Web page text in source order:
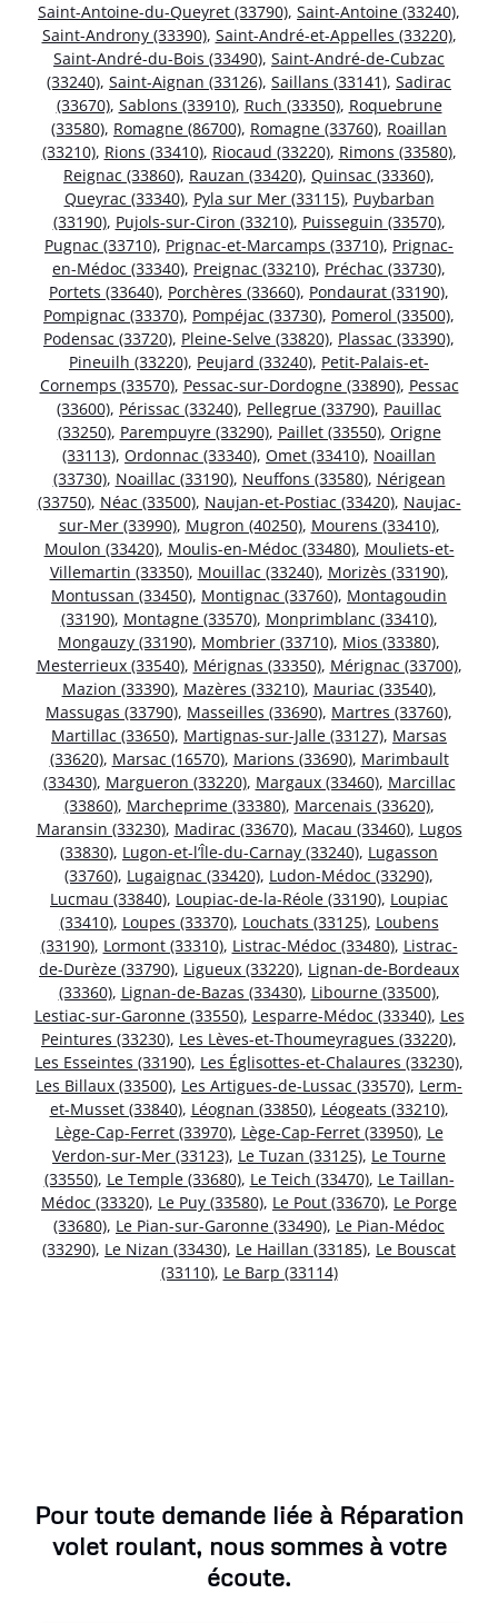
Saint-Antoine-du-Queyret (33790), Saint-Antoine (33240),
Saint-Androny (33390), Saint-André-et-Appelles (33220),
Saint-André-du-Bois (33490), Saint-André-de-Cubzac
(33240), Saint-Aignan (33126), Saillans (33141), Sadirac
(33670), Sablons (33910), Ruch (33350), Roquebrune
(33580), Romagne (86700), Romagne (33760), Roaillan
(33210), Rions (33410), Riocaud (33220), Rimons (33580),
Reignac (33860), Rauzan (33420), Quinsac (33360),
Queyrac (33340), Pyla sur Mer (33115), Puybarban
(33190), Pujols-sur-Ciron (33210), Puisseguin (33570),
Pugnac (33710), Prignac-et-Marcamps (33710), Prignac-
en-Médoc (33340), Preignac (33210), Préchac (33730),
Portets (33640), Porchères (33660), Pondaurat (33190),
Pompignac (33370), Pompéjac (33730), Pomerol (33500),
Podensac (33720), Pleine-Selve (33820), Plassac (33390),
Pineuilh (33220), Peujard (33240), Petit-Palais-et-
Cornemps (33570), Pessac-sur-Dordogne (33890), Pessac
(33600), Périssac (33240), Pellegrue (33790), Pauillac
(33250), Parempuyre (33290), Paillet (33550), Origne
(33113), Ordonnac (33340), Omet (33410), Noaillan
(33730), Noaillac (33190), Neuffons (33580), Nérigean
(33750), Néac (33500), Naujan-et-Postiac (33420), Naujac-
sur-Mer (33990), Mugron (40250), Mourens (33410),
Moulon (33420), Moulis-en-Médoc (33480), Mouliets-et-
Villemartin (33350), Mouillac (33240), Morizès (33190),
Montussan (33450), Montignac (33760), Montagoudin
(33190), Montagne (33570), Monprimblanc (33410),
Mongauzy (33190), Mombrier (33710), Mios (33380),
Mesterrieux (33540), Mérignas (33350), Mérignac (33700),
Mazion (33390), Mazères (33210), Mauriac (33540),
Massugas (33790), Masseilles (33690), Martres (33760),
Martillac (33650), Martignas-sur-Jalle (33127), Marsas
(33620), Marsac (16570), Marions (33690), Marimbault
(33430), Margueron (33220), Margaux (33460), Marcillac
(33860), Marcheprime (33380), Marcenais (33620),
Maransin (33230), Madirac (33670), Macau (33460), Lugos
(33830), Lugon-et-l’Île-du-Carnay (33240), Lugasson
(33760), Lugaignac (33420), Ludon-Médoc (33290),
Lucmau (33840), Loupiac-de-la-Réole (33190), Loupiac
(33410), Loupes (33370), Louchats (33125), Loubens
(33190), Lormont (33310), Listrac-Médoc (33480), Listrac-
de-Durèze (33790), Ligueux (33220), Lignan-de-Bordeaux
(33360), Lignan-de-Bazas (33430), Libourne (33500),
Lestiac-sur-Garonne (33550), Lesparre-Médoc (33340), Les
Peintures (33230), Les Lèves-et-Thoumeyragues (33220),
Les Esseintes (33190), Les Églisottes-et-Chalaures (33230),
Les Billaux (33500), Les Artigues-de-Lussac (33570), Lerm-
et-Musset (33840), Léognan (33850), Léogeats (33210),
Lège-Cap-Ferret (33970), Lège-Cap-Ferret (33950), Le
Verdon-sur-Mer (33123), Le Tuzan (33125), Le Tourne
(33550), Le Temple (33680), Le Teich (33470), Le Taillan-
Médoc (33320), Le Puy (33580), Le Pout (33670), Le Porge
(33680), Le Pian-sur-Garonne (33490), Le Pian-Médoc
(33290), Le Nizan (33430), Le Haillan (33185), Le Bouscat
(33110), Le Barp (33114)
Pour toute demande liée à Réparation
volet roulant, nous sommes à votre
écoute.